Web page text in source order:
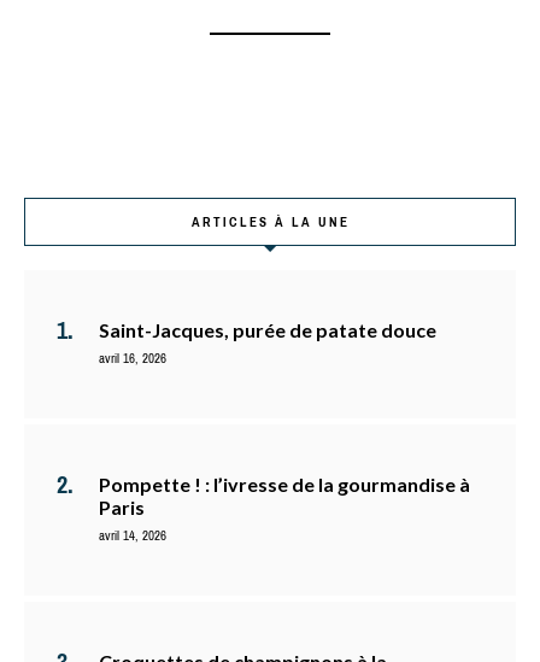
ARTICLES À LA UNE
Saint-Jacques, purée de patate douce
avril 16, 2026
Pompette ! : l’ivresse de la gourmandise à
Paris
avril 14, 2026